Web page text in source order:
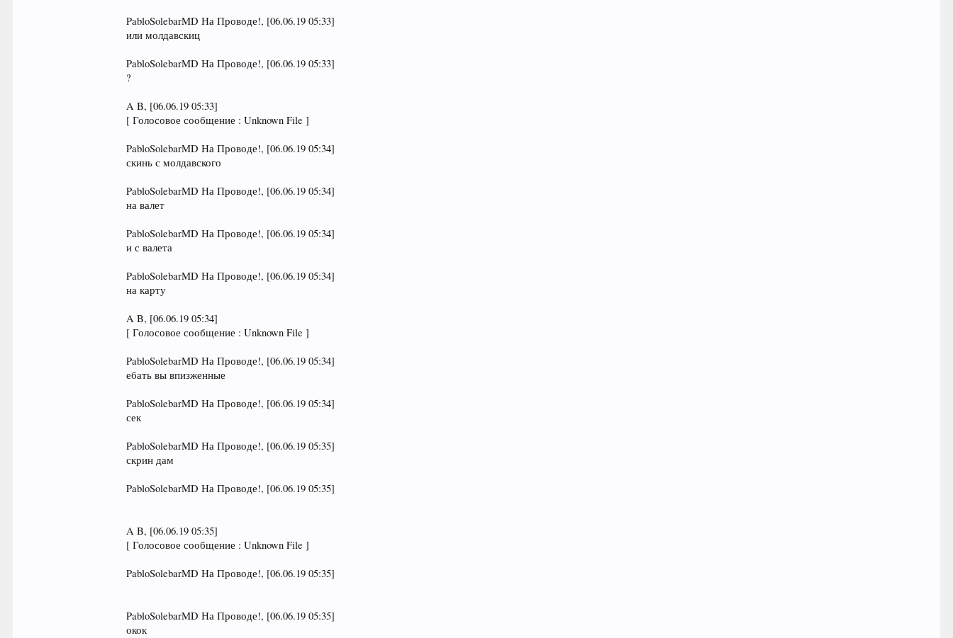
PabloSolebarMD На Проводе!, [06.06.19 05:33]
или молдавскиц
PabloSolebarMD На Проводе!, [06.06.19 05:33]
?
A B, [06.06.19 05:33]
[ Голосовое сообщение : Unknown File ]
PabloSolebarMD На Проводе!, [06.06.19 05:34]
скинь с молдавского
PabloSolebarMD На Проводе!, [06.06.19 05:34]
на валет
PabloSolebarMD На Проводе!, [06.06.19 05:34]
и с валета
PabloSolebarMD На Проводе!, [06.06.19 05:34]
на карту
A B, [06.06.19 05:34]
[ Голосовое сообщение : Unknown File ]
PabloSolebarMD На Проводе!, [06.06.19 05:34]
ебать вы впизженные
PabloSolebarMD На Проводе!, [06.06.19 05:34]
сек
PabloSolebarMD На Проводе!, [06.06.19 05:35]
скрин дам
PabloSolebarMD На Проводе!, [06.06.19 05:35]
A B, [06.06.19 05:35]
[ Голосовое сообщение : Unknown File ]
PabloSolebarMD На Проводе!, [06.06.19 05:35]
PabloSolebarMD На Проводе!, [06.06.19 05:35]
окок